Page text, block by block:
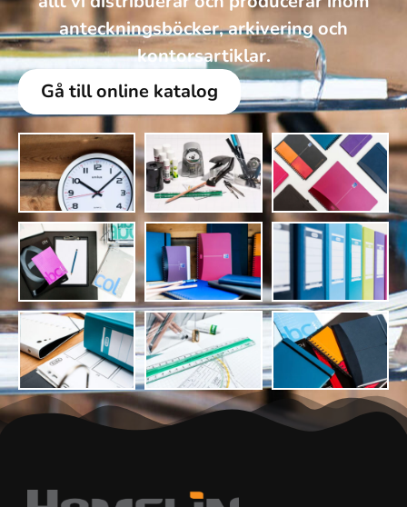
anteckningsböcker, arkivering och
kontorsartiklar.
Gå till online katalog